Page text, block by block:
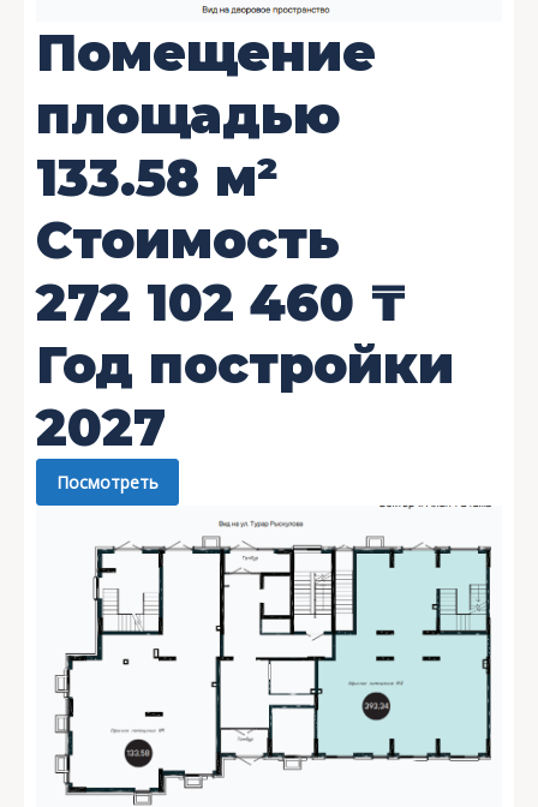
Помещение
площадью
133.58 м²
Стоимость
272 102 460 ₸
Год постройки
2027
Посмотреть